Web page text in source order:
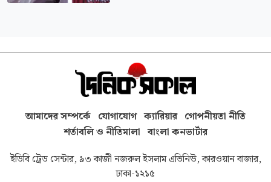
আমাদের সম্পর্কে যোগাযোগ ক্যারিয়ার গোপনীয়তা নীতি
শর্তাবলি ও নীতিমালা বাংলা কনভার্টার
ইডিবি ট্রেড সেন্টার, ৯৩ কাজী নজরুল ইসলাম এভিনিউ, কারওয়ান বাজার,
ঢাকা-১২১৫